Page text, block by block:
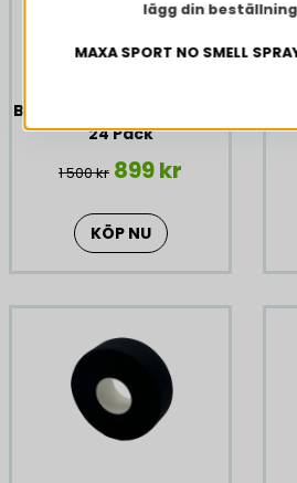
extra good adhesion.
DURABLE
25 Meters of tape on the
Bred 36 mm + Valfritt flak
24 Pack
1 500 kr 899 kr
KÖP NU
lägg din
MAXA SPORT NO SMELL